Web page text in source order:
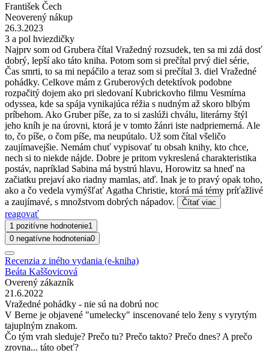
František Čech
Neoverený nákup
26.3.2023
3 a pol hviezdičky
Najprv som od Grubera čítal Vražedný rozsudek, ten sa mi zdá dosť
dobrý, lepší ako táto kniha. Potom som si prečítal prvý diel série,
Čas smrti, to sa mi nepáčilo a teraz som si prečítal 3. diel Vražedné
pohádky. Celkove mám z Gruberových detektívok podobne
rozpačitý dojem ako pri sledovaní Kubrickovho filmu Vesmírna
odyssea, kde sa spája vynikajúca réžia s nudným až skoro blbým
príbehom. Ako Gruber píše, za to si zaslúži chválu, literárny štýl
jeho kníh je na úrovni, ktorá je v tomto žánri iste nadpriemerná. Ale
to, čo píše, o čom píše, ma neupútalo. Už som čítal všeličo
zaujímavejšie. Nemám chuť vypisovať tu obsah knihy, kto chce,
nech si to niekde nájde. Dobre je pritom vykreslená charakteristika
postáv, napríklad Sabina má bystrú hlavu, Horowitz sa hneď na
začiatku prejaví ako riadny mamlas, atď. Inak je to pravý opak toho,
ako a čo vedela vymýšľať Agatha Christie, ktorá má témy príťažlivé
a zaujímavé, s množstvom dobrých nápadov.
Čítať viac
reagovať
1 pozitívne hodnotenie1
0 negatívne hodnotenia0
Recenzia z iného vydania (e-kniha)
Beáta Kaššovicová
Overený zákazník
21.6.2022
Vražedné pohádky - nie sú na dobrú noc
V Berne je objavené "umelecky" inscenované telo ženy s vyrytým
tajuplným znakom.
Čo tým vrah sleduje? Prečo tu? Prečo takto? Prečo dnes? A prečo
zrovna... táto obeť?